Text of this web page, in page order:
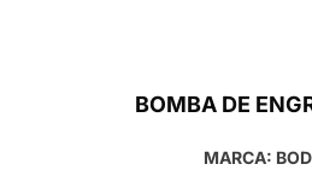
BOMBA DE
MARCA: